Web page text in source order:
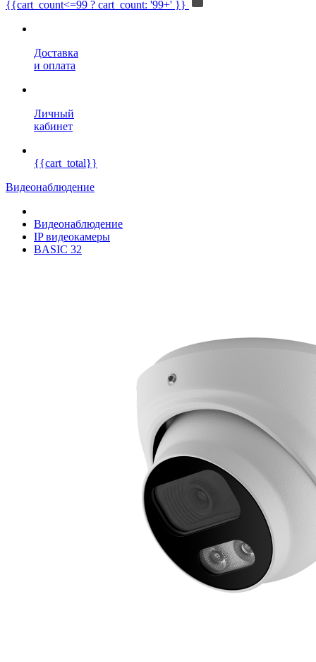
{{cart_count<=99 ? cart_count: '99+' }}
Доставка
и оплата
Личный
кабинет
{{cart_total}}
Видеонаблюдение
Видеонаблюдение
IP видеокамеры
BASIC 32